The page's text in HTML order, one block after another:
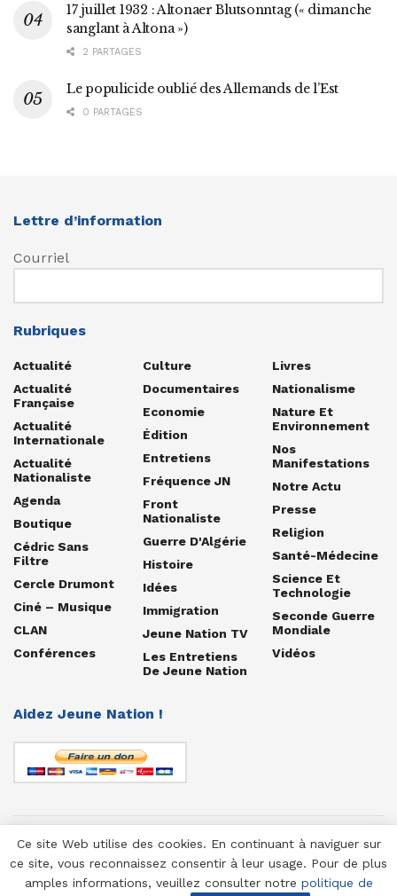
17 juillet 1932 : Altonaer Blutsonntag (« dimanche
sanglant à Altona »)
2 PARTAGES
Le populicide oublié des Allemands de l’Est
0 PARTAGES
Lettre d’information
Courriel
Rubriques
Actualité
Actualité
Française
Actualité
Internationale
Actualité
Nationaliste
Agenda
Boutique
Cédric Sans
Filtre
Cercle Drumont
Ciné – Musique
CLAN
Conférences
Culture
Documentaires
Economie
Édition
Entretiens
Fréquence JN
Front
Nationaliste
Guerre D'Algérie
Histoire
Idées
Immigration
Jeune Nation TV
Les Entretiens
De Jeune Nation
Livres
Nationalisme
Nature Et
Environnement
Nos
Manifestations
Notre Actu
Presse
Religion
Santé-Médecine
Science Et
Technologie
Seconde Guerre
Mondiale
Vidéos
Aidez Jeune Nation !
© 1958-2025 Jeune Nation
Ce site Web utilise des cookies. En continuant à naviguer sur
ce site, vous reconnaissez consentir à leur usage. Pour de plus
amples informations, veuillez consulter notre politique de